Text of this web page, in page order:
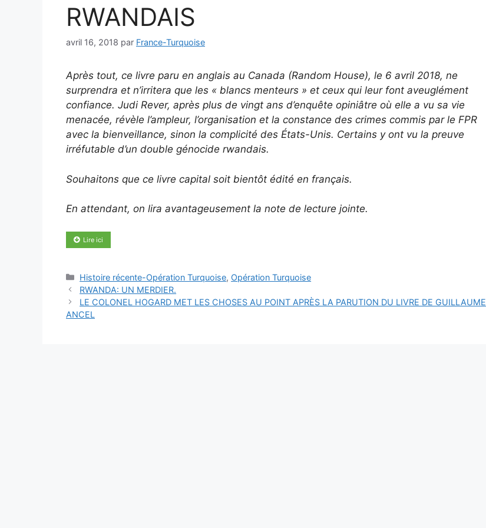
RWANDAIS
avril 16, 2018 par France-Turquoise
Après tout, ce livre paru en anglais au Canada (Random House), le 6 avril 2018, ne
surprendra et n’irritera que les « blancs menteurs » et ceux qui leur font aveuglément
confiance. Judi Rever, après plus de vingt ans d’enquête opiniâtre où elle a vu sa vie
menacée, révèle l’ampleur, l’organisation et la constance des crimes commis par le FPR
avec la bienveillance, sinon la complicité des États-Unis. Certains y ont vu la preuve
irréfutable d’un double génocide rwandais.
Souhaitons que ce livre capital soit bientôt édité en français.
En attendant, on lira avantageusement la note de lecture jointe.
Lire ici
Catégories
Histoire récente-Opération Turquoise, Opération Turquoise
RWANDA: UN MERDIER.
LE COLONEL HOGARD MET LES CHOSES AU POINT APRÈS LA PARUTION DU LIVRE DE GUILLAUME
ANCEL